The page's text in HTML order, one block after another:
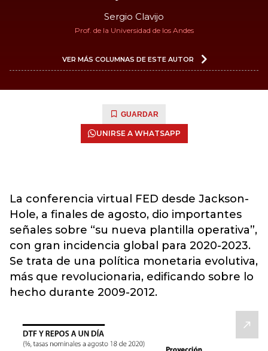
Sergio Clavijo
Prof. de la Universidad de los Andes
VER MÁS COLUMNAS DE ESTE AUTOR
GUARDAR
UNIRSE A WHATSAPP
La conferencia virtual FED desde Jackson-
Hole, a finales de agosto, dio importantes
señales sobre “su nueva plantilla operativa”,
con gran incidencia global para 2020-2023.
Se trata de una política monetaria evolutiva,
más que revolucionaria, edificando sobre lo
hecho durante 2009-2012.